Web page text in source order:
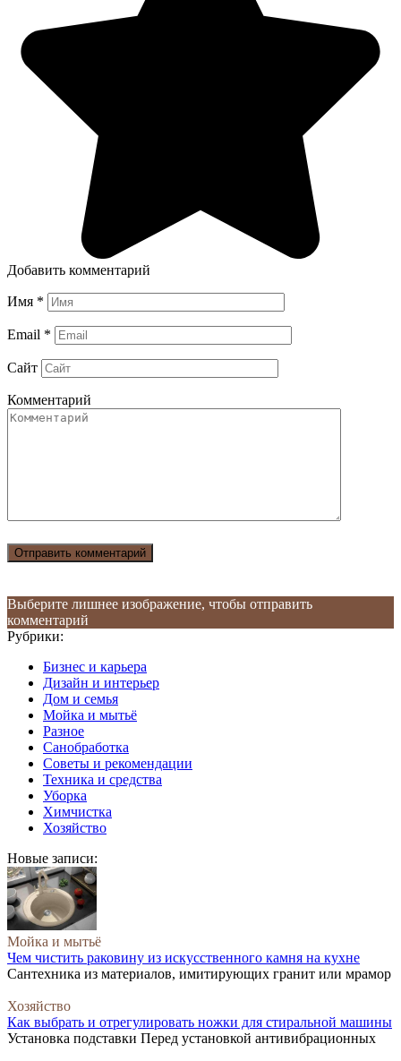
Добавить комментарий
Имя *
Email *
Сайт
Комментарий
Выберите лишнее изображение, чтобы отправить
комментарий
Рубрики:
Бизнес и карьера
Дизайн и интерьер
Дом и семья
Мойка и мытьё
Разное
Санобработка
Советы и рекомендации
Техника и средства
Уборка
Химчистка
Хозяйство
Новые записи:
Мойка и мытьё
Чем чистить раковину из искусственного камня на кухне
Сантехника из материалов, имитирующих гранит или мрамор
Хозяйство
Как выбрать и отрегулировать ножки для стиральной машины
Установка подставки Перед установкой антивибрационных